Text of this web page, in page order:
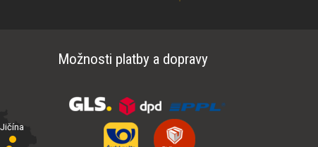
Možnosti platby a dopravy